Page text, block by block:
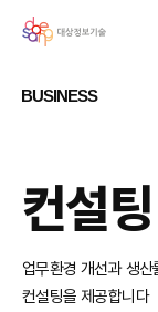
바로가기
주메뉴
BUSINESS
컨설팅
업무환경 개선과 생
컨설팅을 제공합니다